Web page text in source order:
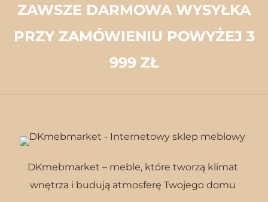
ZAWSZE DARMOWA WYSYŁKA
PRZY ZAMÓWIENIU POWYŻEJ 3
999 ZŁ
DKmebmarket – meble, które tworzą klimat
wnętrza i budują atmosferę Twojego domu